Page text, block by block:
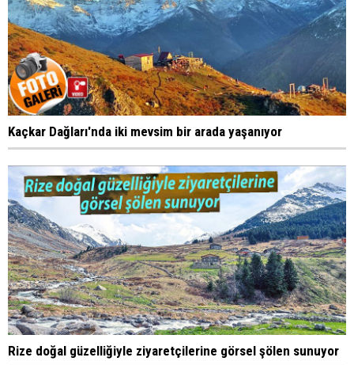
Kaçkar Dağları'nda iki mevsim bir arada yaşanıyor
Rize doğal güzelliğiyle ziyaretçilerine görsel şölen sunuyor